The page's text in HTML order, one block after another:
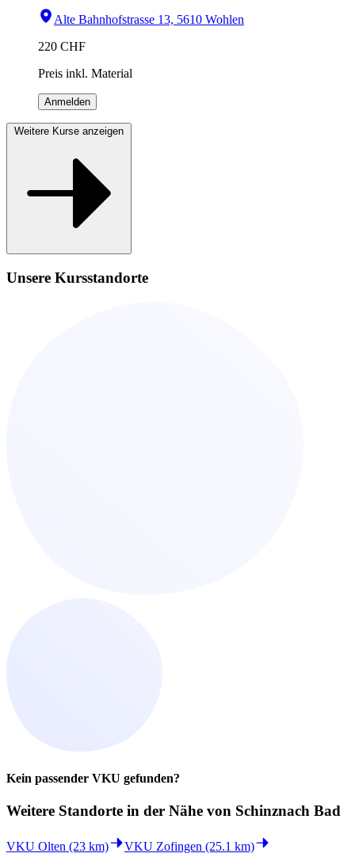
Alte Bahnhofstrasse 13, 5610 Wohlen
220 CHF
Preis inkl. Material
Anmelden
Weitere Kurse anzeigen
Unsere Kursstandorte
Kein passender VKU gefunden?
Weitere Standorte in der Nähe von Schinznach Bad
VKU Olten (23 km) VKU Zofingen (25.1 km)